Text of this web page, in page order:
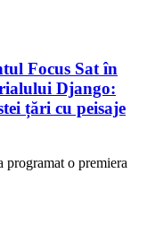
Focus Sat în
Django:
țări cu peisaje
programat o premiera